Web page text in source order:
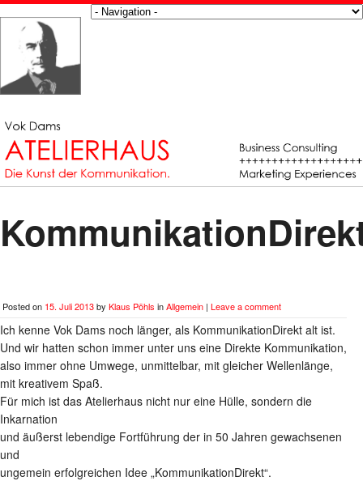
Posted on 15. Juli 2013by Klaus Pöhls inAllgemein | Leave a comment
Ich kenne Vok Dams noch länger, als KommunikationDirekt alt ist.
Und wir hatten schon immer unter uns eine Direkte Kommunikation,
also immer ohne Umwege, unmittelbar, mit gleicher Wellenlänge,
mit kreativem Spaß.
Für mich ist das Atelierhaus nicht nur eine Hülle, sondern die
Inkarnation
und äußerst lebendige Fortführung der in 50 Jahren gewachsenen
und
ungemein erfolgreichen Idee „KommunikationDirekt“.